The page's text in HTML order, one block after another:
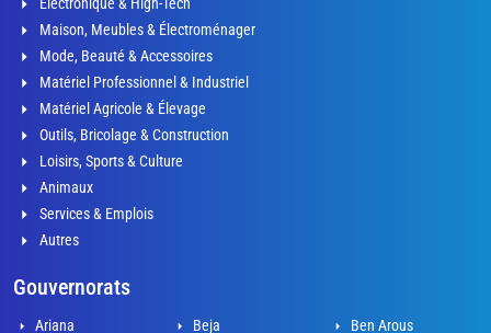
Maison, Meubles & Électroménager
Mode, Beauté & Accessoires
Matériel Professionnel & Industriel
Matériel Agricole & Élevage
Outils, Bricolage & Construction
Loisirs, Sports & Culture
Animaux
Services & Emplois
Autres
Gouvernorats
Ariana Beja Ben Arous